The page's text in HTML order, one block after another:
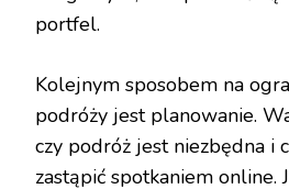
portfel.
Kolejnym sposobem na
podróży jest planowanie.
czy podróż jest niezbędna i
zastąpić spotkaniem online.